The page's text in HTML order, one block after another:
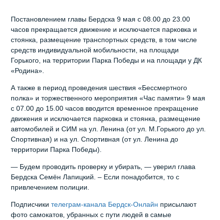
Постановлением главы Бердска 9 мая с 08.00 до 23.00
часов прекращается движение и исключается парковка и
стоянка, размещение транспортных средств, в том числе
средств индивидуальной мобильности, на площади
Горького, на территории Парка Победы и на площади у ДК
«Родина».
А также в период проведения шествия «Бессмертного
полка» и торжественного мероприятия «Час памяти» 9 мая
с 07.00 до 15.00 часов вводится временное прекращение
движения и исключается парковка и стоянка, размещение
автомобилей и СИМ на ул. Ленина (от ул. М.Горького до ул.
Спортивная) и на ул. Спортивная (от ул. Ленина до
территории Парка Победы).
— Будем проводить проверку и убирать, — уверил глава
Бердска Семён Лапицкий. – Если понадобится, то с
привлечением полиции.
Подписчикителеграм-канала Бердск-Онлайн присылают
фото самокатов, убранных с пути людей в самые